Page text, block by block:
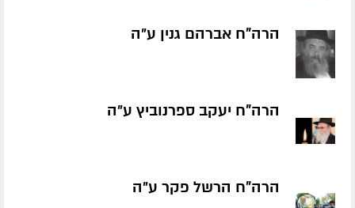
הרה"ח אברהם גנין ע״ה
הרה"ח יעקב ספרנוביץ ע״ה
הרה"ח הרשל פקר ע״ה